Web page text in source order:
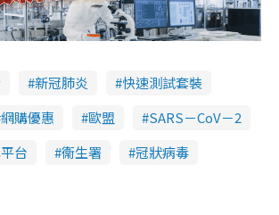
新冠肺炎
快速測試套裝
網購優惠 歐盟
SARS－CoV－2
台 衞生署 冠狀病毒